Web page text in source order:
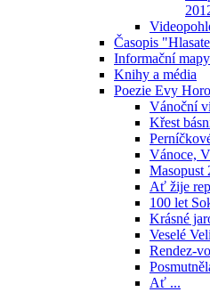
Časopis
Informační mapy
Knihy a média
Poezie Evy
Vánoční
Křest
Vánoce,
Masopust
Ať žije
100 let
Krásné
Veselé
Rendez-
Ať ...